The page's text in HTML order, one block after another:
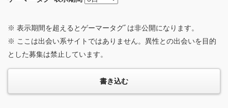
※ 表示期間を超えるとゲーマータグﾞは非公開になります。
※ ここは出会い系サイトではありません。異性との出会いを目的
とした募集は禁止しています。